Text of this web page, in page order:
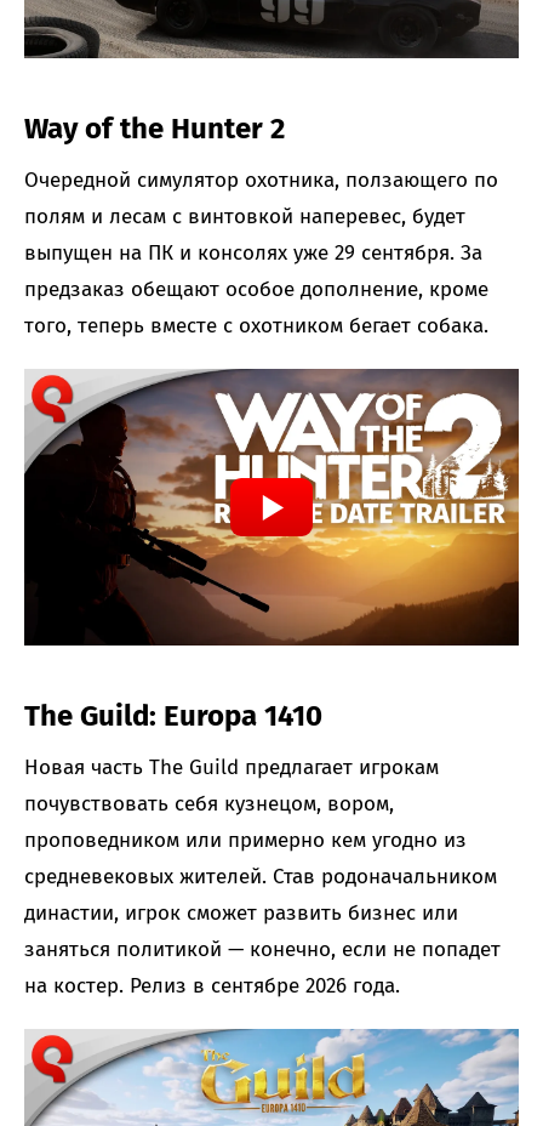
Way of the Hunter 2
Очередной симулятор охотника, ползающего по
полям и лесам с винтовкой наперевес, будет
выпущен на ПК и консолях уже 29 сентября. За
предзаказ обещают особое дополнение, кроме
того, теперь вместе с охотником бегает собака.
The Guild: Europa 1410
Новая часть The Guild предлагает игрокам
почувствовать себя кузнецом, вором,
проповедником или примерно кем угодно из
средневековых жителей. Став родоначальником
династии, игрок сможет развить бизнес или
заняться политикой — конечно, если не попадет
на костер. Релиз в сентябре 2026 года.